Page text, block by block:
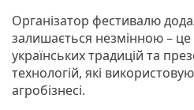
Організатор фестивалю
залишається незмінною –
українських традицій та
технологій, які
агробізнесі.